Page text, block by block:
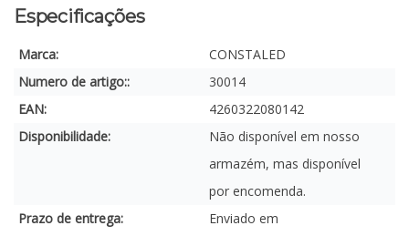
Especificações
Marca:
CONSTALED
Numero de artigo::
30014
EAN:
4260322080142
Disponibilidade:
Não disponível em nosso
armazém, mas disponível
por encomenda.
Prazo de entrega:
Enviado em